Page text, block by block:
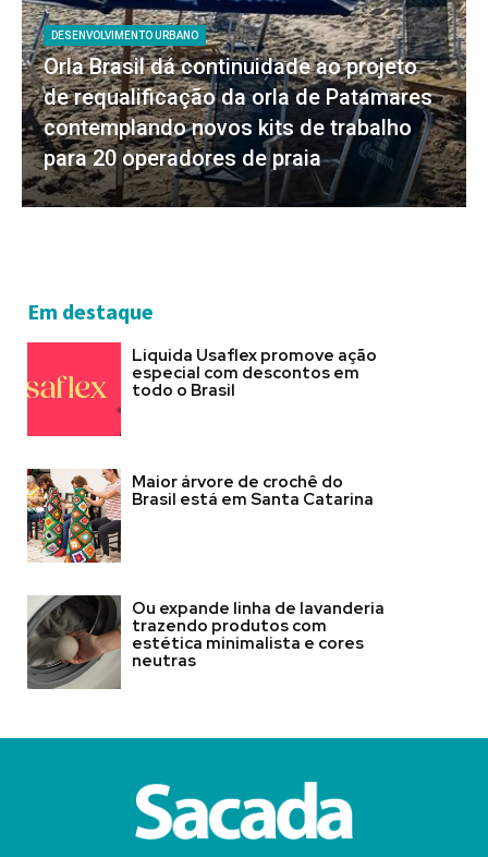
DESENVOLVIMENTO URBANO
Orla Brasil dá continuidade ao projeto
de requalificação da orla de Patamares
contemplando novos kits de trabalho
para 20 operadores de praia
Em destaque
Liquida Usaflex promove ação
especial com descontos em
todo o Brasil
Maior árvore de crochê do
Brasil está em Santa Catarina
Ou expande linha de lavanderia
trazendo produtos com
estética minimalista e cores
neutras